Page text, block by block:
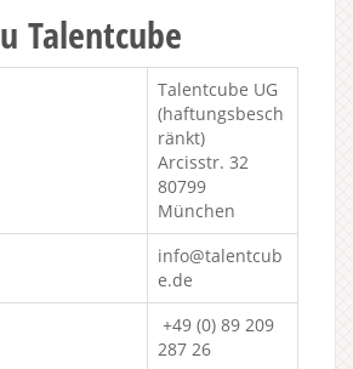
Talentcube
Talentcube UG
(haftungsbesch
ränkt)
Arcisstr. 32
80799
München
info@talentcub
e.de
+49 (0) 89 209
287 26